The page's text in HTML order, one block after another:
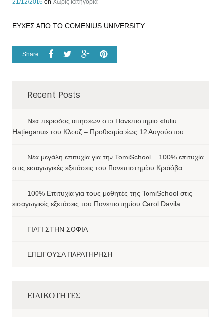
21/12/2016 on Χωρίς κατηγορία
ΕΥΧΕΣ ΑΠΟ ΤΟ COMENIUS UNIVERSITY..
Share
Recent Posts
Νέα περίοδος αιτήσεων στο Πανεπιστήμιο «Iuliu
Hațieganu» του Κλουζ – Προθεσμία έως 12 Αυγούστου
Νέα μεγάλη επιτυχία για την TomiSchool – 100% επιτυχία
στις εισαγωγικές εξετάσεις του Πανεπιστημίου Κραϊόβα
100% Επιτυχία για τους μαθητές της TomiSchool στις
εισαγωγικές εξετάσεις του Πανεπιστημίου Carol Davila
ΓΙΑΤΙ ΣΤΗΝ ΣΟΦΙΑ
ΕΠΕΙΓΟΥΣΑ ΠΑΡΑΤΗΡΗΣΗ
ΕΙΔΙΚΟΤΗΤΕΣ